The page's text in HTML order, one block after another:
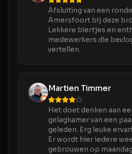
Afsluiting van een
Amersfoort bij deze
Lekkere biertjes en
medewerkers die
vertellen.
Martien Timmer
Het doet denken aan
gelagkamer van een
geleden. Erg leuke
Er wordt hier iedere
gebrouwen op